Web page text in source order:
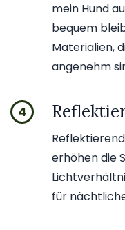
mein Hund
bequem
Materialien,
angenehm
4
erhöhen die
für